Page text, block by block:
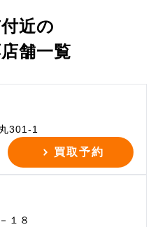
近の
舗一覧
301-1
買取予約
１８